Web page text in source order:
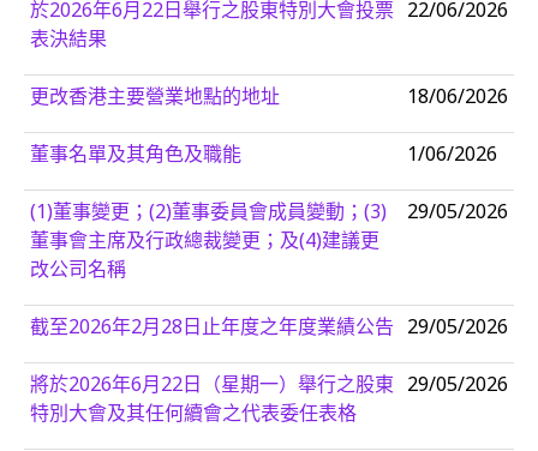
於2026年6月22日舉行之股東特別大會投票
表決結果
22/06/2026
更改香港主要營業地點的地址 18/06/2026
董事名單及其角色及職能 1/06/2026
(1)董事變更；(2)董事委員會成員變動；(3)
董事會主席及行政總裁變更；及(4)建議更
改公司名稱
29/05/2026
截至2026年2月28日止年度之年度業績公告 29/05/2026
將於2026年6月22日（星期一）舉行之股東
特別大會及其任何續會之代表委任表格
29/05/2026